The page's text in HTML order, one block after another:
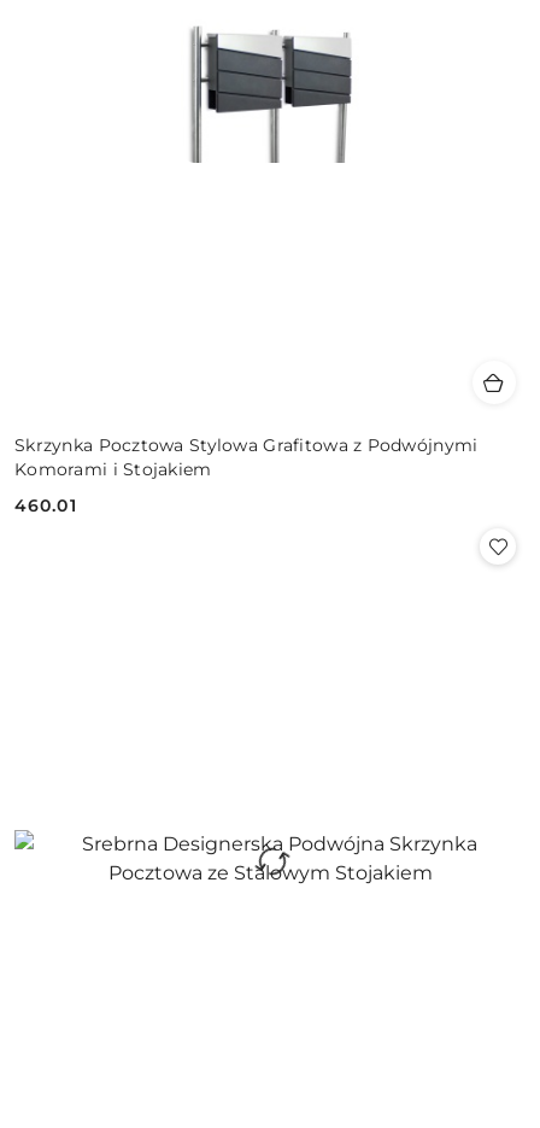
Skrzynka Pocztowa Stylowa Grafitowa z Podwójnymi
Komorami i Stojakiem
Cena:
460.01